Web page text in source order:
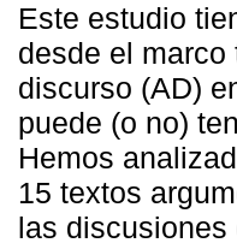
Este estudio
desde el
discurso (AD)
puede (o no)
Hemos
15 textos
las